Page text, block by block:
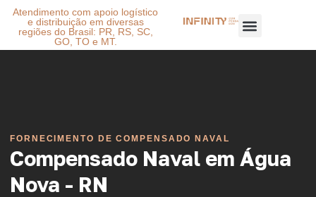
Atendimento com apoio logístico
e distribuição em diversas
regiões do Brasil: PR, RS, SC,
GO, TO e MT.
FORNECIMENTO DE COMPENSADO NAVAL
Compensado Naval em Água
Nova - RN